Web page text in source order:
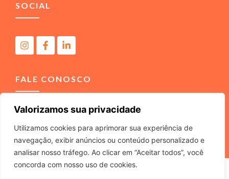
Valorizamos sua privacidade
Utilizamos cookies para aprimorar sua experiência de
navegação, exibir anúncios ou conteúdo personalizado e
analisar nosso tráfego. Ao clicar em “Aceitar todos”, você
concorda com nosso uso de cookies.
SOCIAL
FALE CONOSCO
(11) 4040-3666 contato@m2comunicacao.com.br
M2 COMUNICACAO JURIDICA LTDA – ME – CNPJ